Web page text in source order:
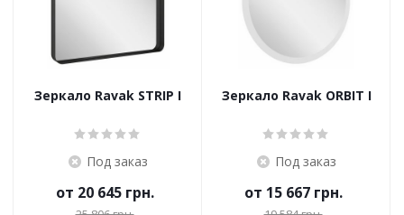
Зеркало Ravak STRIP I
Под заказ
от 20 645 грн.
Зеркало Ravak ORBIT I
Под заказ
от 15 667 грн.